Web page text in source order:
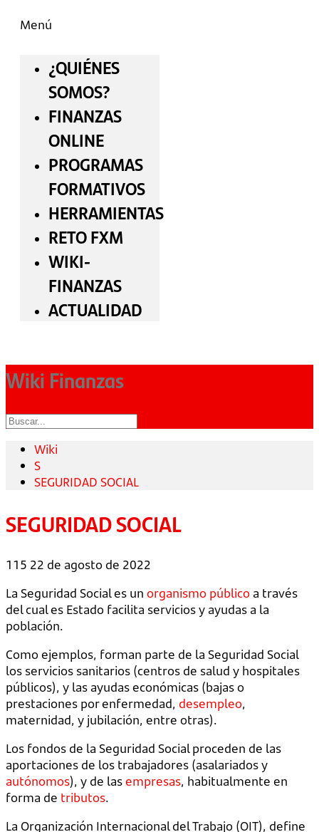
Menú
¿QUIÉNES
SOMOS?
FINANZAS
ONLINE
PROGRAMAS
FORMATIVOS
HERRAMIENTAS
RETO FXM
WIKI-
FINANZAS
ACTUALIDAD
Wiki Finanzas
Wiki
S
SEGURIDAD SOCIAL
SEGURIDAD SOCIAL
115 22 de agosto de 2022
La Seguridad Social es un organismo público a través
del cual es Estado facilita servicios y ayudas a la
población.
Como ejemplos, forman parte de la Seguridad Social
los servicios sanitarios (centros de salud y hospitales
públicos), y las ayudas económicas (bajas o
prestaciones por enfermedad, desempleo,
maternidad, y jubilación, entre otras).
Los fondos de la Seguridad Social proceden de las
aportaciones de los trabajadores (asalariados y
autónomos), y de lasempresas, habitualmente en
forma de tributos.
La Organización Internacional del Trabajo (OIT), define